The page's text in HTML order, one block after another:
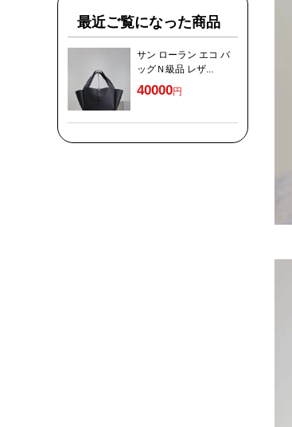
最近ご覧になった商品
サン ローラン エコ バ
ッグＮ級品 レザ...
40000円